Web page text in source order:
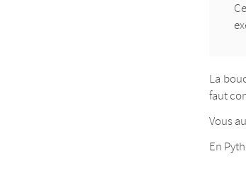
La
faut
Vous
En